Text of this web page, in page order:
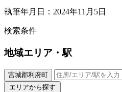
執筆年月日：2024年11月5日
検索条件
地域エリア・駅
宮城郡利府町
エリアから探す